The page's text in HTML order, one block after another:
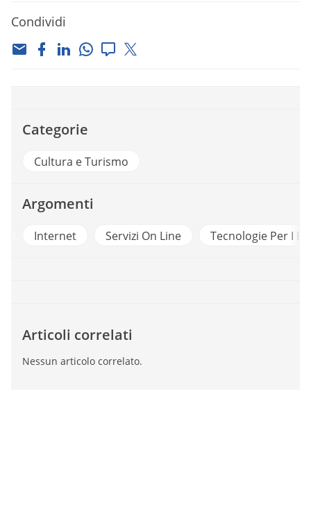
Condividi
Categorie
Cultura e Turismo
Argomenti
Internet Servizi On Line Tecnologie Per I
Articoli correlati
Nessun articolo correlato.